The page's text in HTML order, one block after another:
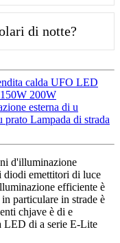
di notte?
calda UFO LED
200W
esterna di u
prato Lampada di strada
d'illuminazione
diodi emettitori di luce
efficiente è
particulare in strade è
chjave è di e
LED di a serie E-Lite